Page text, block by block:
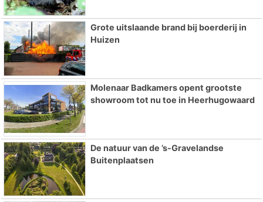
Grote uitslaande brand bij boerderij in
Huizen
Molenaar Badkamers opent grootste
showroom tot nu toe in Heerhugowaard
De natuur van de ’s-Gravelandse
Buitenplaatsen